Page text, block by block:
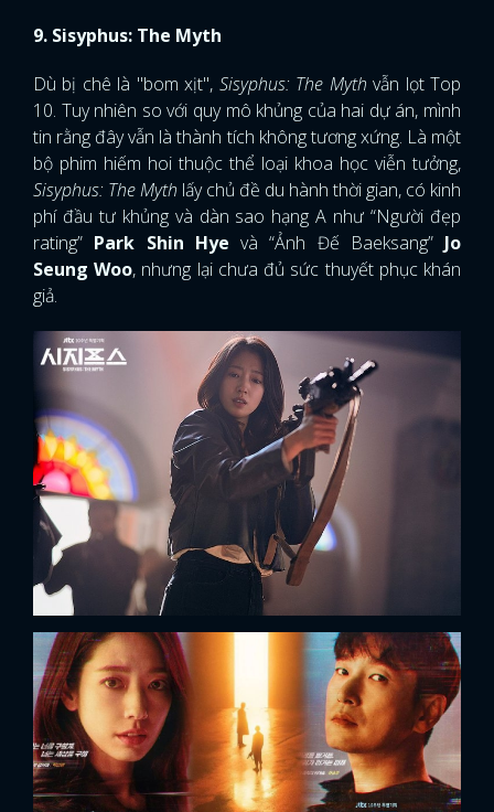
9. Sisyphus: The Myth
Dù bị chê là "bom xịt", Sisyphus: The Mythvẫn lọt Top
10. Tuy nhiên so với quy mô khủng của hai dự án, mình
tin rằng đây vẫn là thành tích không tương xứng. Là một
bộ phim hiếm hoi thuộc thể loại khoa học viễn tưởng,
Sisyphus: The Myth lấy chủ đề du hành thời gian, có kinh
phí đầu tư khủng và dàn sao hạng A như “Người đẹp
rating” Park Shin Hye và “Ảnh Đế Baeksang” Jo
Seung Woo, nhưng lại chưa đủ sức thuyết phục khán
giả.